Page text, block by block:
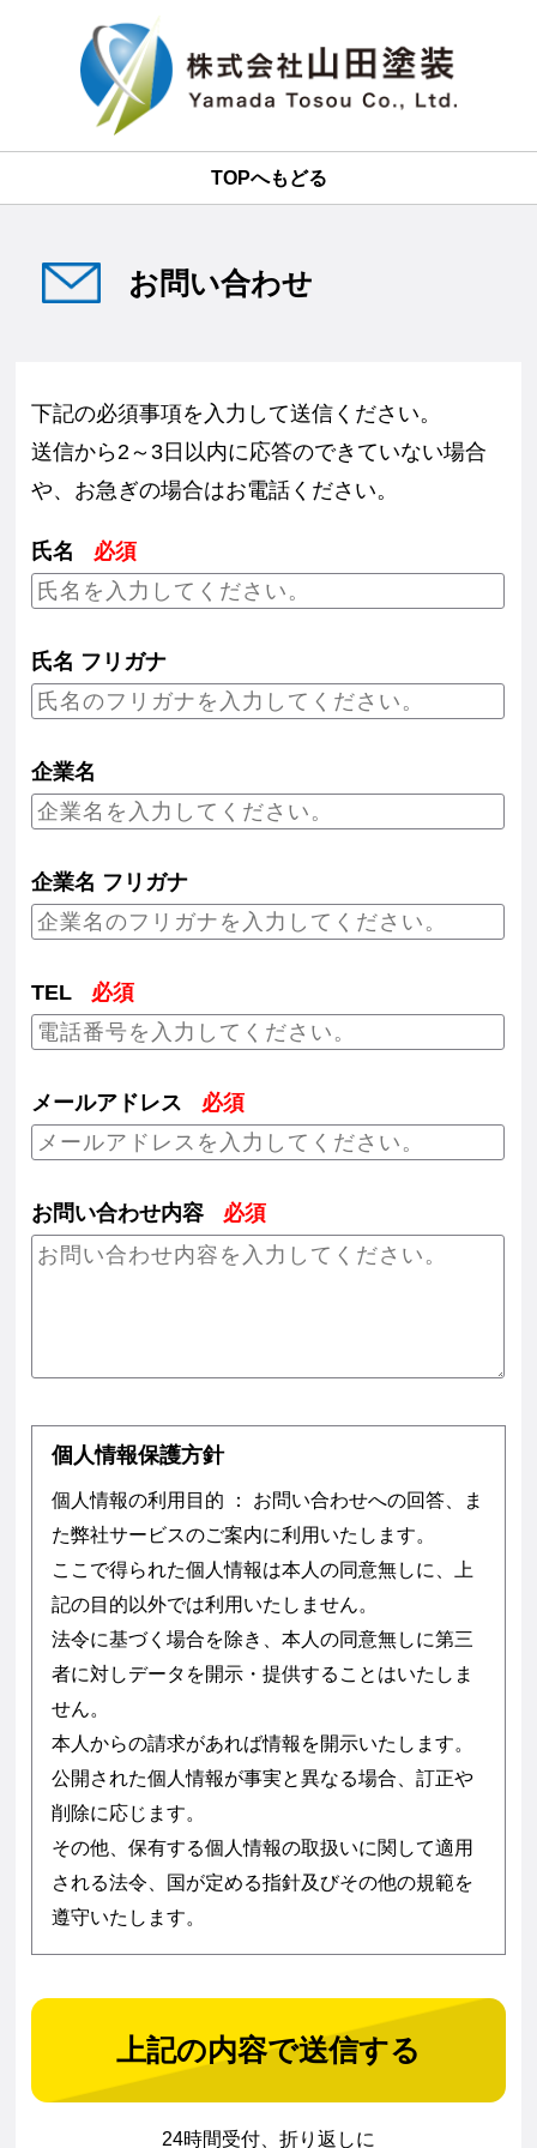
TOPへもどる
お問い合わせ
下記の必須事項を入力して送信ください。
送信から2～3日以内に応答のできていない場合
や、お急ぎの場合はお電話ください。
氏名 必須
氏名 フリガナ
企業名
企業名 フリガナ
TEL 必須
メールアドレス 必須
お問い合わせ内容 必須
個人情報保護方針
個人情報の利用目的 ： お問い合わせへの回答、ま
た弊社サービスのご案内に利用いたします。
ここで得られた個人情報は本人の同意無しに、上
記の目的以外では利用いたしません。
法令に基づく場合を除き、本人の同意無しに第三
者に対しデータを開示・提供することはいたしま
せん。
本人からの請求があれば情報を開示いたします。
公開された個人情報が事実と異なる場合、訂正や
削除に応じます。
その他、保有する個人情報の取扱いに関して適用
される法令、国が定める指針及びその他の規範を
遵守いたします。
24時間受付、折り返しに